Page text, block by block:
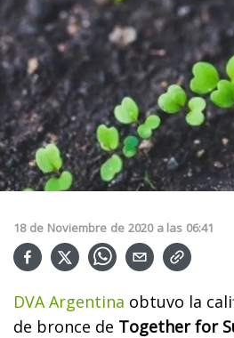
18 de Noviembre de 2020 a las 06:41
DVA Argentina obtuvo la
de bronce de Together for